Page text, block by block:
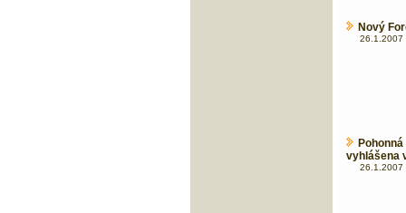
Nový
26.1.2007
vyhlášena
26.1.2007